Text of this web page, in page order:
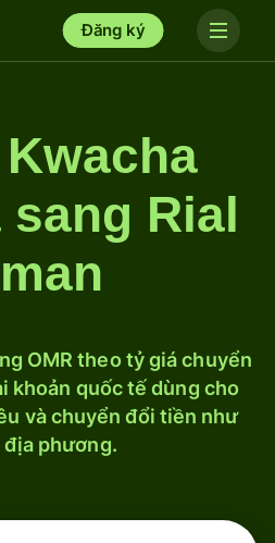
Đăng ký
sang Rial
OMR theo tỷ giá chuyển
khoản quốc tế dùng cho
và chuyển đổi tiền như
phương.